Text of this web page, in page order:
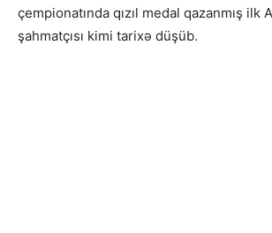
çempionatında qızıl medal qazanmış ilk
şahmatçısı kimi tarixə düşüb.